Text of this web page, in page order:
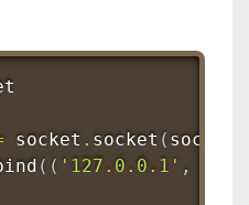
socket . socket ( socket
( ( '127.0.0.1' ,